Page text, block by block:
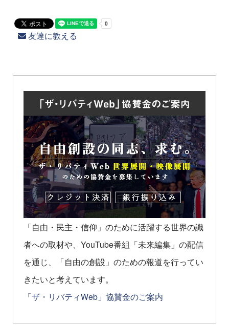
友達に教える
「自由・民主・信仰」のために活躍する世界の識
者への取材や、YouTube番組「未来編集」の配信
を通じ、「自由の創設」のための報道を行ってい
きたいと考えています。
「ザ・リバティWeb」協賛金のご案内